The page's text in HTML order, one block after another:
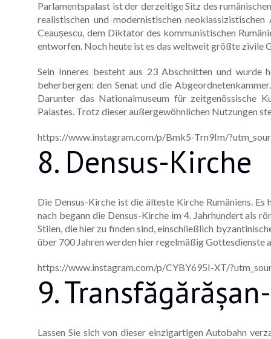
Parlamentspalast ist der derzeitige Sitz des
realistischen und modernistischen
Ceaușescu, dem Diktator des kommunistischen
entworfen. Noch heute ist es das weltweit größte zivile
Sein Inneres besteht aus 23 Abschnitten und wurde
beherbergen: den Senat und die
Darunter das Nationalmuseum für zeitgenössische
Palastes. Trotz dieser außergewöhnlichen Nutzungen
https://www.instagram.com/p/Bmk5-Trn9Im/
8. Densus-Kirche
Die Densus-Kirche ist die älteste Kirche Rumäniens.
nach begann die Densus-Kirche im 4. Jahrhundert als
Stilen, die hier zu finden sind, einschließlich
über 700 Jahren werden hier regelmäßig Gottesdienste
https://www.instagram.com/p/CYBY695I-XT/
9.
Lassen Sie sich von dieser einzigartigen Autobahn